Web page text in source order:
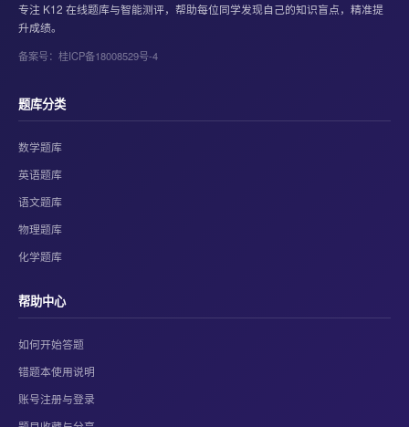
专注 K12 在线题库与智能测评，帮助每位同学发现自己的知识盲点，精准提
升成绩。
备案号：桂ICP备18008529号-4
题库分类
数学题库
英语题库
语文题库
物理题库
化学题库
帮助中心
如何开始答题
错题本使用说明
账号注册与登录